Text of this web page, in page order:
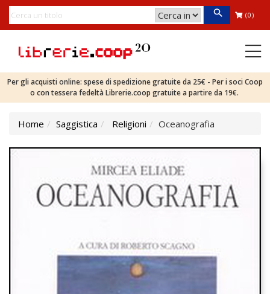
(0)
Per gli acquisti online: spese di spedizione gratuite da 25€ - Per i soci Coop
o con tessera fedeltà Librerie.coop gratuite a partire da 19€.
Home Saggistica Religioni Oceanografia